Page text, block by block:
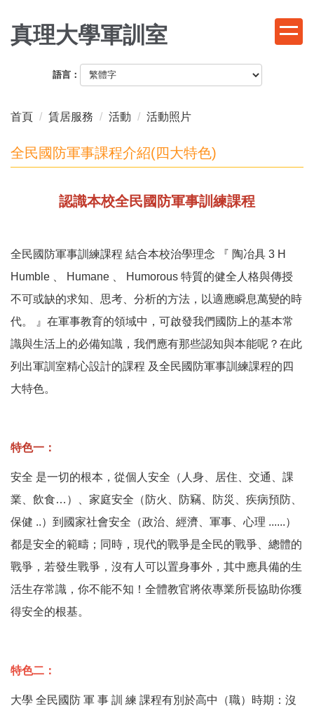
到
主
區
真理大學軍訓室
語言：
首頁 賃居服務 活動 活動照片
全民國防軍事課程介紹(四大特色)
認識本校全民國防軍事訓練課程
全民國防軍事訓練課程 結合本校治學理念 『 陶冶具 3 H
Humble 、 Humane 、 Humorous 特質的健全人格與傳授
不可或缺的求知、思考、分析的方法，以適應瞬息萬變的時
代。 』在軍事教育的領域中，可啟發我們國防上的基本常
識與生活上的必備知識，我們應有那些認知與本能呢？在此
列出軍訓室精心設計的課程 及全民國防軍事訓練課程的四
大特色。
特色一：
安全 是一切的根本，從個人安全（人身、居住、交通、課
業、飲食…）、家庭安全（防火、防竊、防災、疾病預防、
保健 ..）到國家社會安全（政治、經濟、軍事、心理 ......）
都是安全的範疇；同時，現代的戰爭是全民的戰爭、總體的
戰爭，若發生戰爭，沒有人可以置身事外，其中應具備的生
活生存常識，你不能不知！全體教官將依專業所長協助你獲
得安全的根基。
特色二：
大學 全民國防 軍 事 訓 練 課程有別於高中（職）時期：沒